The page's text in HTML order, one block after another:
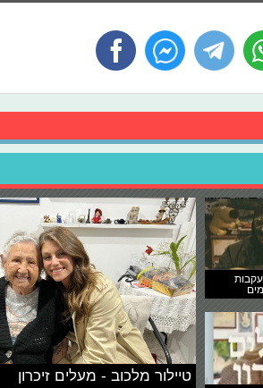
טיילור מלכוב - מעלים זיכרון